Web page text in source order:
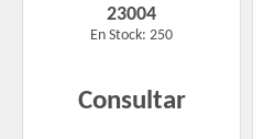
23004
En Stock: 250
Consultar